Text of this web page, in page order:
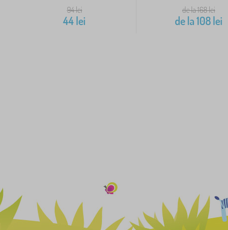
94lei
44lei
de la 168lei
de la108lei